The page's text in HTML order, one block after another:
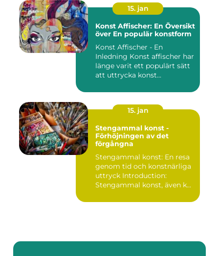
15. jan
Konst Affischer: En Översikt
över En populär konstform
Konst Affischer - En
Inledning Konst affischer har
länge varit ett populärt sätt
att uttrycka konst...
15. jan
Stengammal konst -
Förhöjningen av det
förgångna
Stengammal konst: En resa
genom tid och konstnärliga
uttryck Introduction:
Stengammal konst, även k...